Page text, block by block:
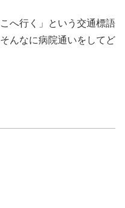
へ行く」という交通標語
んなに病院通いをしてど